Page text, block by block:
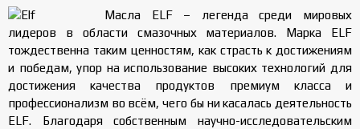
Масла ELF – легенда среди мировых
лидеров в области смазочных материалов. Марка ELF
тождественна таким ценностям, как страсть к достижениям
и победам, упор на использование высоких технологий для
достижения качества продуктов премиум класса и
профессионализм во всём, чего бы ни касалась деятельность
ELF. Благодаря собственным научно-исследовательским